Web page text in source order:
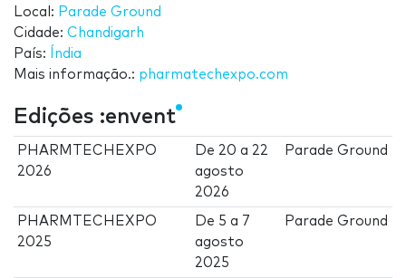
Local: Parade Ground
Cidade: Chandigarh
País:
Índia
Mais informação.: pharmatechexpo.com
Edições :envent
PHARMTECHEXPO
2026
De 20 a 22
agosto
2026
Parade Ground
PHARMTECHEXPO
2025
De 5 a 7
agosto
2025
Parade Ground